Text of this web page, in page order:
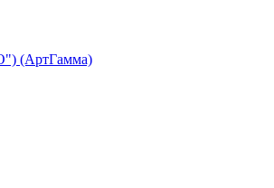
(АртГамма)